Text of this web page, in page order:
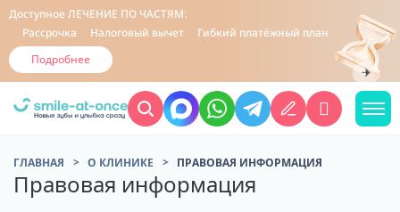
Доступное ЛЕЧЕНИЕ ПО ЧАСТЯМ:
Рассрочка
Налоговый вычет Гибкий платёжный план
Подробнее
ГЛАВНАЯ О КЛИНИКЕ ПРАВОВАЯ ИНФОРМАЦИЯ
Правовая информация